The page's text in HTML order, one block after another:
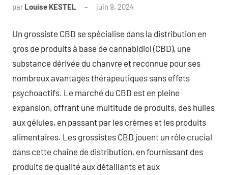
par Louise KESTEL juin 9, 2024
Un grossiste CBD se spécialise dans la distribution en
gros de produits à base de cannabidiol (CBD), une
substance dérivée du chanvre et reconnue pour ses
nombreux avantages thérapeutiques sans effets
psychoactifs. Le marché du CBD est en pleine
expansion, offrant une multitude de produits, des huiles
aux gélules, en passant par les crèmes et les produits
alimentaires. Les grossistes CBD jouent un rôle crucial
dans cette chaîne de distribution, en fournissant des
produits de qualité aux détaillants et aux